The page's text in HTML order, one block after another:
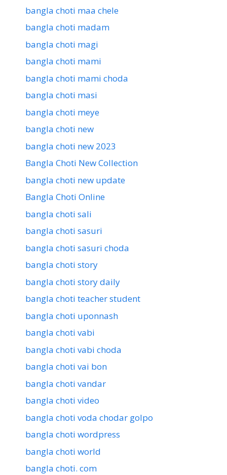
bangla choti maa chele
bangla choti madam
bangla choti magi
bangla choti mami
bangla choti mami choda
bangla choti masi
bangla choti meye
bangla choti new
bangla choti new 2023
Bangla Choti New Collection
bangla choti new update
Bangla Choti Online
bangla choti sali
bangla choti sasuri
bangla choti sasuri choda
bangla choti story
bangla choti story daily
bangla choti teacher student
bangla choti uponnash
bangla choti vabi
bangla choti vabi choda
bangla choti vai bon
bangla choti vandar
bangla choti video
bangla choti voda chodar golpo
bangla choti wordpress
bangla choti world
bangla choti. com